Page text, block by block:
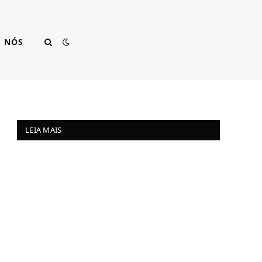
NÓS
LEIA MAIS